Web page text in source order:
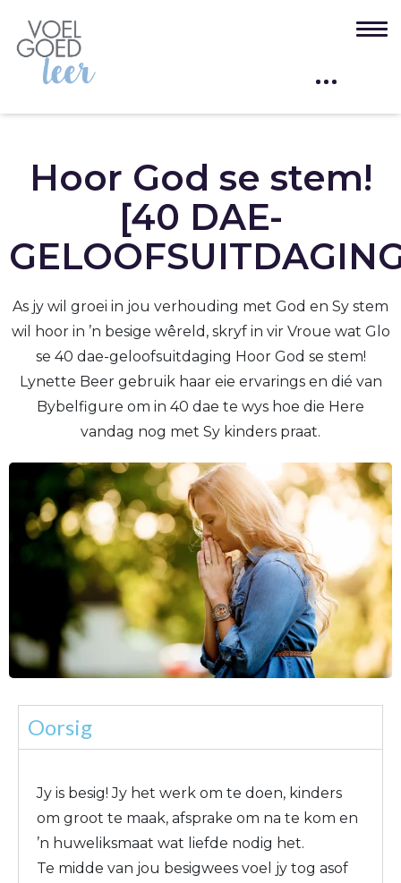
Hoor God se stem!
[40 DAE-
As jy wil groei in jou verhouding met God en Sy stem
wil hoor in ’n besige wêreld, skryf in vir Vroue wat Glo
se 40 dae-geloofsuitdaging Hoor God se stem!
Lynette Beer gebruik haar eie ervarings en dié van
Bybelfigure om in 40 dae te wys hoe die Here
vandag nog met Sy kinders praat.
Oorsig
Jy is besig! Jy het werk om te doen, kinders
om groot te maak, afsprake om na te kom en
’n huweliksmaat wat liefde nodig het.
Te midde van jou besigwees voel jy tog asof